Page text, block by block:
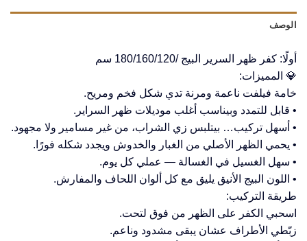
الوصف
أولًا: كفر ظهر السرير البيج /180/160/120 سم
💎 المميزات:
خامة فيلفت ناعمة ومرنة تدي شكل فخم ومريح.
• قابل للتمدد وبيناسب أغلب موديلات ظهر السراير.
• أسهل تركيب… بيتلبس زي الشراب، من غير مسامير ولا مجهود.
• يحمي الظهر الأصلي من الغبار والخدوش ويجدد شكله فورًا.
• سهل الغسيل في الغسالة — عملي كل يوم.
• اللون البيج الأنيق يليق مع كل ألوان اللحاف والمفارش.
طريقة التركيب:
اسحبي الكفر على الظهر من فوق لتحت.
زبّطي الأطراف عشان يبقى مشدود وناعم.